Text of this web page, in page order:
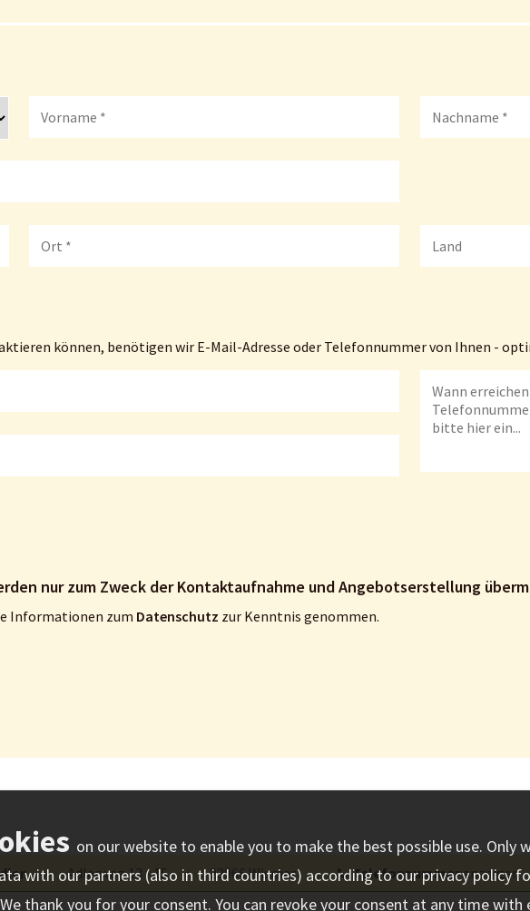
können, benötigen wir E-Mail-Adresse oder Telefonnummer von Ihnen -
Meine angegebenen
Informationen zum Datenschutz zur Kenntnis genommen.
⋅ Adlerweg 13 - 15 ⋅ 23966 Wismar ⋅ Telefonnummeranzeigen
on our website to enable you to make the best possible use. Only
with our partners (also in third countries) according to our privacy policy
thank you for your consent. You can revoke your consent at any time